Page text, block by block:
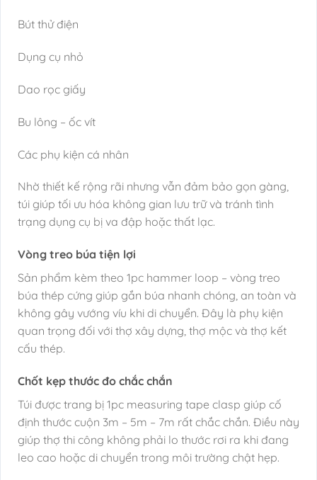
Bút thử điện
Dụng cụ nhỏ
Dao rọc giấy
Bu lông – ốc vít
Các phụ kiện cá nhân
Nhờ thiết kế rộng rãi nhưng vẫn đảm bảo gọn gàng,
túi giúp tối ưu hóa không gian lưu trữ và tránh tình
trạng dụng cụ bị va đập hoặc thất lạc.
Vòng treo búa tiện lợi
Sản phẩm kèm theo 1pc hammer loop – vòng treo
búa thép cứng giúp gắn búa nhanh chóng, an toàn và
không gây vướng víu khi di chuyển. Đây là phụ kiện
quan trọng đối với thợ xây dựng, thợ mộc và thợ kết
cấu thép.
Chốt kẹp thước đo chắc chắn
Túi được trang bị 1pc measuring tape clasp giúp cố
định thước cuộn 3m – 5m – 7m rất chắc chắn. Điều này
giúp thợ thi công không phải lo thước rơi ra khi đang
leo cao hoặc di chuyển trong môi trường chật hẹp.